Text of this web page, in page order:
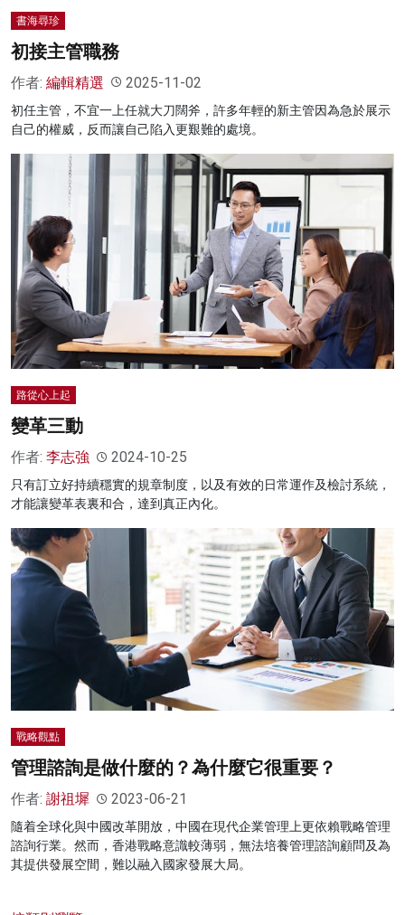
書海尋珍
初接主管職務
作者: 編輯精選 2025-11-02
初任主管，不宜一上任就大刀闊斧，許多年輕的新主管因為急於展示
自己的權威，反而讓自己陷入更艱難的處境。
路從心上起
變革三動
作者: 李志強 2024-10-25
只有訂立好持續穩實的規章制度，以及有效的日常運作及檢討系統，
才能讓變革表裏和合，達到真正內化。
戰略觀點
管理諮詢是做什麼的？為什麼它很重要？
作者: 謝祖墀 2023-06-21
隨着全球化與中國改革開放，中國在現代企業管理上更依賴戰略管理
諮詢行業。然而，香港戰略意識較薄弱，無法培養管理諮詢顧問及為
其提供發展空間，難以融入國家發展大局。